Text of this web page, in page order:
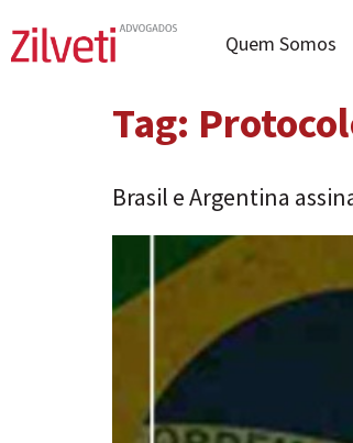
Quem Somos
Tag:
Brasil e Argentina